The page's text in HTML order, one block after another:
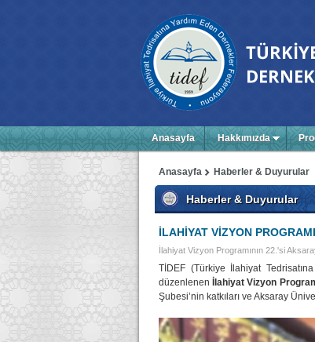
Anasayfa Hakkımızda
Haberler & Duyurular
Anasayfa
Haberler & Duyurular
İLAHİYAT VİZYON
İlahiyat Vizyon Programının 22.'si
TİDEF (Türkiye İlahiyat
düzenlenen
İlahiyat Vizyon
Şubesi’nin katkıları ve Aksaray